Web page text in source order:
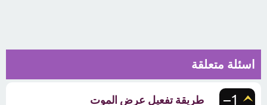
اسئلة متعلقة
–1
طريقة تفعيل عرض الموت